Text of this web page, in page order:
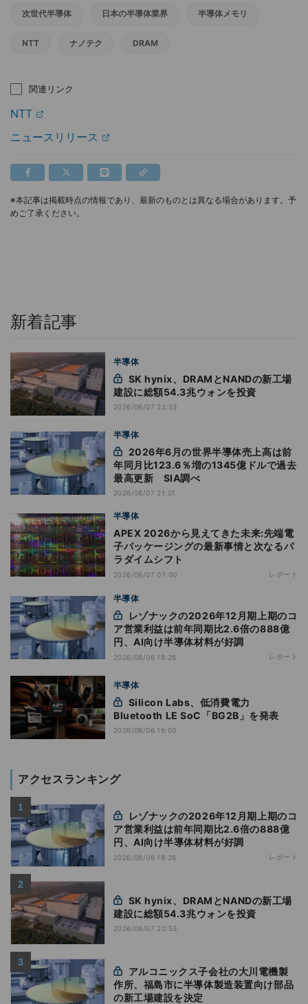
次世代半導体 日本の半導体業界 半導体メモリ
NTT ナノテク DRAM
関連リンク
NTT
ニュースリリース
※本記事は掲載時点の情報であり、最新のものとは異なる場合があります。予
めご了承ください。
新着記事
半導体
建設に総額54.3兆ウォンを投資
2026/08/07 22:53
半導体
年同月比123.6％増の1345億ドルで過去
最高更新 SIA調べ
2026/08/07 21:01
半導体
APEX 2026から見えてきた未来:先端電
子パッケージングの最新事情と次なるパ
ラダイムシフト
2026/08/07 07:00 レポート
半導体
ア営業利益は前年同期比2.6倍の888億
円、AI向け半導体材料が好調
2026/08/06 18:26 レポート
半導体
Bluetooth LE SoC「BG2B」を発表
2026/08/06 16:03
アクセスランキング
ア営業利益は前年同期比2.6倍の888億
円、AI向け半導体材料が好調
2026/08/06 18:26 レポート
建設に総額54.3兆ウォンを投資
2026/08/07 22:53
作所、福島市に半導体製造装置向け部品
の新工場建設を決定